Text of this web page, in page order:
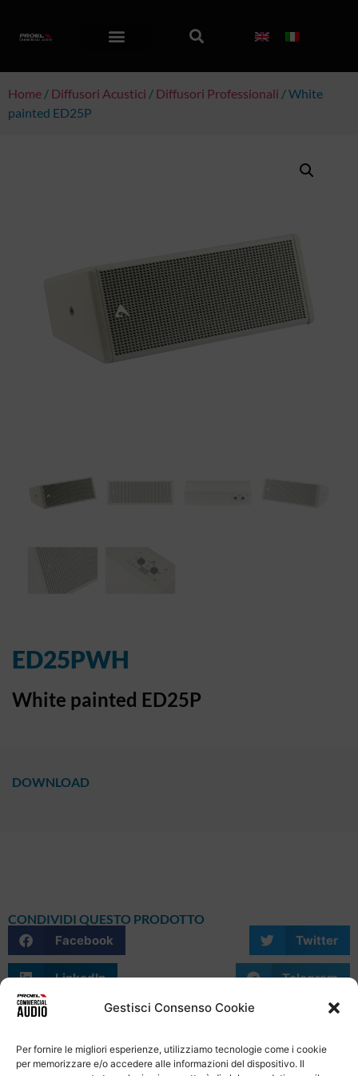
Gestisci Consenso Cookie
Per fornire le migliori esperienze, utilizziamo tecnologie come i cookie
per memorizzare e/o accedere alle informazioni del dispositivo. Il
Home / Diffusori Acustici / Diffusori Professionali / White
painted ED25P
ED25PWH
White painted ED25P
DOWNLOAD
CONDIVIDI QUESTO PRODOTTO
Facebook
Twitter
LinkedIn Telegram
WhatsApp Email Skype